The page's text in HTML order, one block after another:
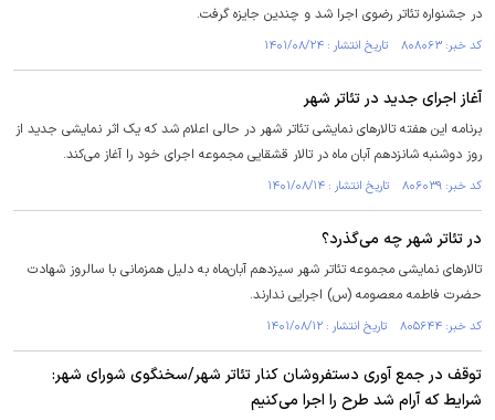
در جشنواره تئاتر رضوی اجرا شد و چندین جایزه گرفت.
کد خبر: ۸۰۸۰۶۳ تاریخ انتشار : ۱۴۰۱/۰۸/۲۴
آغاز اجرای جدید در تئاتر شهر
برنامه این هفته تالار‌های نمایشی تئاتر شهر در حالی اعلام شد که یک اثر نمایشی جدید از
روز دوشنبه شانزدهم آبان ماه در تالار قشقایی مجموعه اجرای خود را آغاز می‌کند.
کد خبر: ۸۰۶۰۳۹ تاریخ انتشار : ۱۴۰۱/۰۸/۱۴
در تئاتر شهر چه می‌گذرد؟
تالار‌های نمایشی مجموعه تئاتر شهر سیزدهم آبان‌ماه به دلیل همزمانی با سالروز شهادت
حضرت فاطمه معصومه (س) اجرایی ندارند.
کد خبر: ۸۰۵۶۴۴ تاریخ انتشار : ۱۴۰۱/۰۸/۱۲
توقف در جمع آوری دستفروشان کنار تئاتر شهر/سخنگوی شورای شهر:
شرایط که آرام شد طرح را اجرا می‌کنیم